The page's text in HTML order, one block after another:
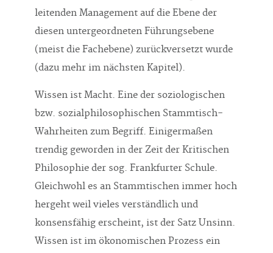
leitenden Management auf die Ebene der
diesen untergeordneten Führungsebene
(meist die Fachebene) zurückversetzt wurde
(dazu mehr im nächsten Kapitel).
Wissen ist Macht. Eine der soziologischen
bzw. sozialphilosophischen Stammtisch-
Wahrheiten zum Begriff. Einigermaßen
trendig geworden in der Zeit der Kritischen
Philosophie der sog. Frankfurter Schule.
Gleichwohl es an Stammtischen immer hoch
hergeht weil vieles verständlich und
konsensfähig erscheint, ist der Satz Unsinn.
Wissen ist im ökonomischen Prozess ein